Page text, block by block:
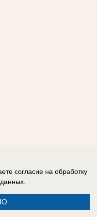
согласие на обработку